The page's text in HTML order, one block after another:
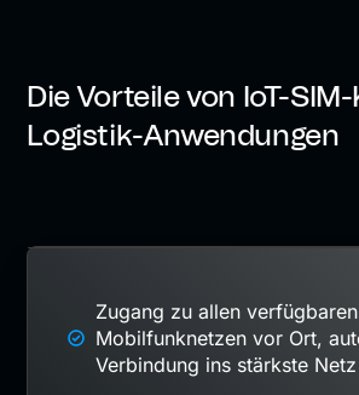
Die Vorteile von IoT-
Logistik-Anwendungen
Zugang zu allen verfügbaren
Mobilfunknetzen vor Ort,
Verbindung ins stärkste Netz